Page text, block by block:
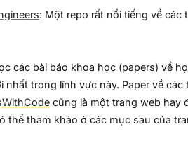
: Một repo rất nổi tiếng về các
các bài báo khoa học (papers) về
trong lĩnh vực này. Paper về các
cũng là một trang web hay
thể tham khảo ở các mục sau của